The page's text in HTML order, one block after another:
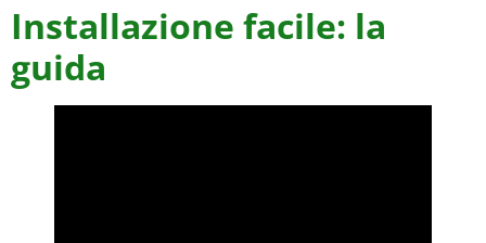
Installazione facile: la
guida